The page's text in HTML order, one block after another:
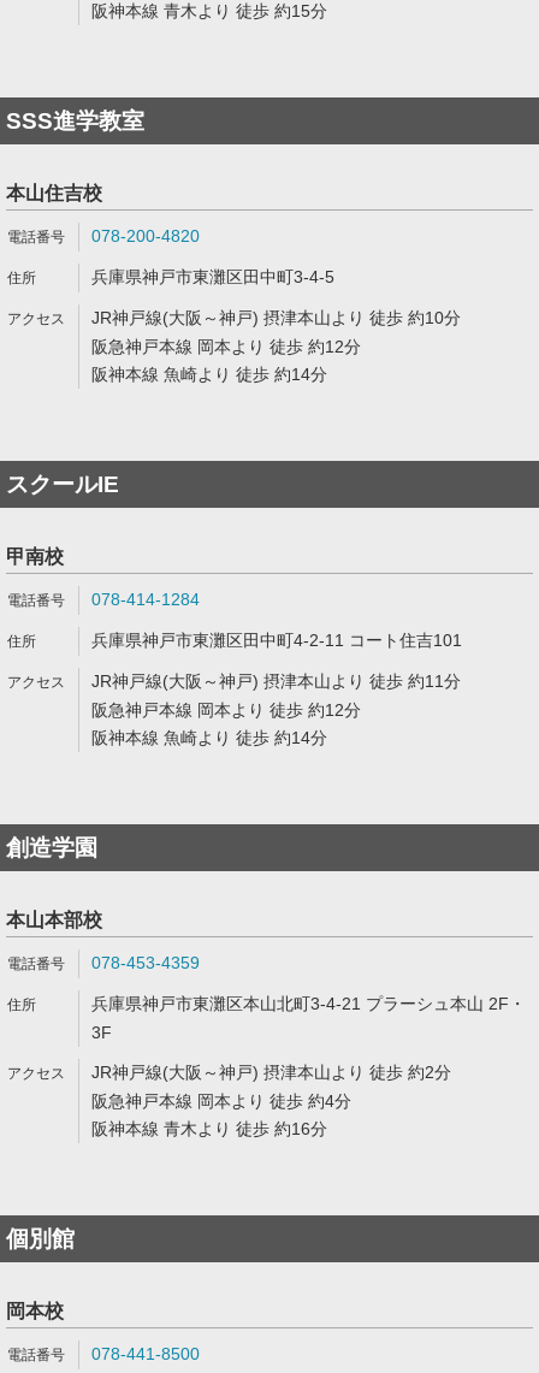
阪神本線 青木より 徒歩 約15分
SSS進学教室
本山住吉校
078-200-4820
兵庫県神戸市東灘区田中町3-4-5
JR神戸線(大阪～神戸) 摂津本山より 徒歩 約10分
阪急神戸本線 岡本より 徒歩 約12分
阪神本線 魚崎より 徒歩 約14分
スクールIE
甲南校
078-414-1284
兵庫県神戸市東灘区田中町4-2-11 コート住吉101
JR神戸線(大阪～神戸) 摂津本山より 徒歩 約11分
阪急神戸本線 岡本より 徒歩 約12分
阪神本線 魚崎より 徒歩 約14分
創造学園
本山本部校
078-453-4359
兵庫県神戸市東灘区本山北町3-4-21 プラーシュ本山 2F・
3F
JR神戸線(大阪～神戸) 摂津本山より 徒歩 約2分
阪急神戸本線 岡本より 徒歩 約4分
阪神本線 青木より 徒歩 約16分
個別館
岡本校
078-441-8500